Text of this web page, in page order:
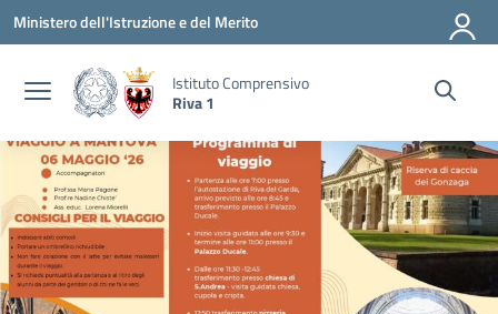
Vai ai contenuti
Vai al menu di navigazione
Vai al footer
Ministero dell'Istruzione e del Merito
Istituto Comprensivo
Riva 1